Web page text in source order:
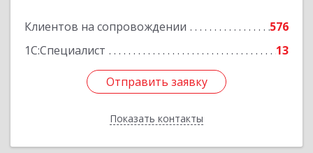
Клиентов на сопровождении
576
1С:Специалист
13
Отправить заявку
Показать контакты
Отправить заявку
Назад